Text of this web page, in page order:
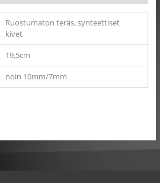
Ruostumaton teräs, synteettiset
kivet
19,5cm
noin 10mm/7mm